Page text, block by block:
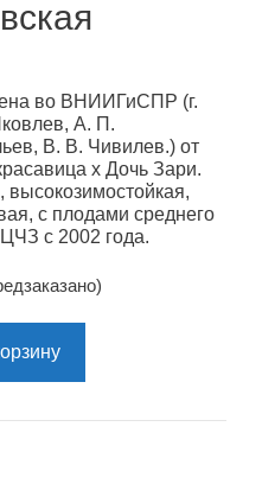
во ВНИИГиСПР (г.
А. П.
В. В. Чивилев.) от
х Дочь Зари.
высокозимостойкая,
с плодами среднего
с 2002 года.